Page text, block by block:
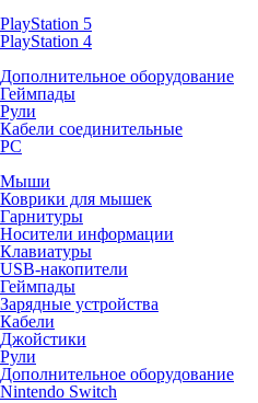
PlayStation 5
PlayStation 4
Дополнительное оборудование
Геймпады
Рули
Кабели соединительные
PC
Мыши
Коврики для мышек
Гарнитуры
Носители информации
Клавиатуры
USB-накопители
Геймпады
Зарядные устройства
Кабели
Джойстики
Рули
Дополнительное оборудование
Nintendo Switch